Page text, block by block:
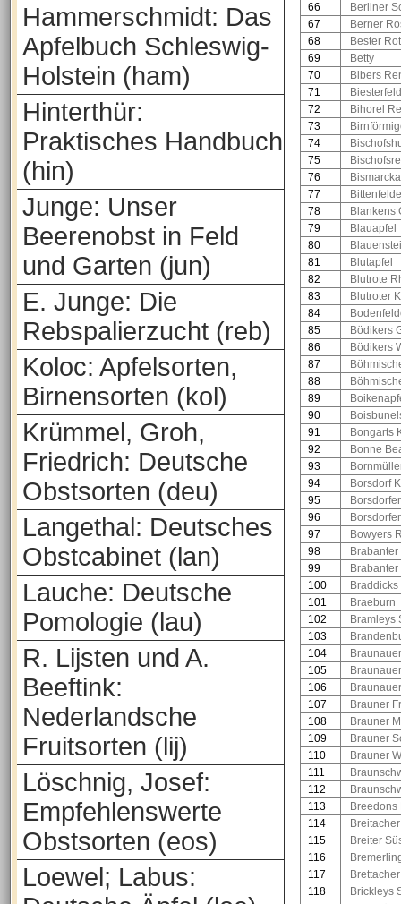
Hammerschmidt: Das
Apfelbuch Schleswig-
Holstein (ham)
Hinterthür:
Praktisches Handbuch
(hin)
Junge: Unser
Beerenobst in Feld
und Garten (jun)
E. Junge: Die
Rebspalierzucht (reb)
Koloc: Apfelsorten,
Birnensorten (kol)
Krümmel, Groh,
Friedrich: Deutsche
Obstsorten (deu)
Langethal: Deutsches
Obstcabinet (lan)
Lauche: Deutsche
Pomologie (lau)
R. Lijsten und A.
Beeftink:
Nederlandsche
Fruitsorten (lij)
Löschnig, Josef:
Empfehlenswerte
Obstsorten (eos)
Loewel; Labus:
66
Berliner
67
Berner
68
Bester
69
Betty
70
Bibers
71
72
Bihorel
73
74
75
76
77
78
Blankens
79
Blauapfel
80
81
Blutapfel
82
Blutrote
83
Blutroter
84
85
Bödikers
86
Bödikers
87
88
89
90
91
Bongarts
92
Bonne
93
94
Borsdorf
95
96
97
Bowyers
98
99
100
101
Braeburn
102
Bramleys
103
104
105
106
107
Brauner
108
Brauner
109
Brauner
110
Brauner
111
112
113
114
Breitacher
115
Breiter
116
117
118
Brickleys